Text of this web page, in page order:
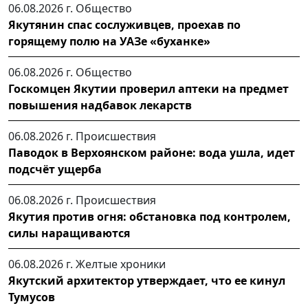
06.08.2026 г. Общество
Якутянин спас сослуживцев, проехав по
горящему полю на УАЗе «буханке»
06.08.2026 г. Общество
Госкомцен Якутии проверил аптеки на предмет
повышения надбавок лекарств
06.08.2026 г. Происшествия
Паводок в Верхоянском районе: вода ушла, идет
подсчёт ущерба
06.08.2026 г. Происшествия
Якутия против огня: обстановка под контролем,
силы наращиваются
06.08.2026 г. Желтые хроники
Якутский архитектор утверждает, что ее кинул
Тумусов